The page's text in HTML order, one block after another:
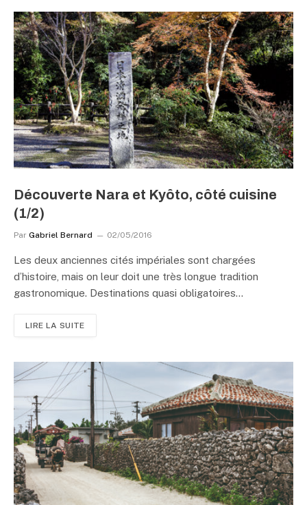
Découverte Nara et Kyôto, côté cuisine
(1/2)
Par Gabriel Bernard 02/05/2016
Les deux anciennes cités impériales sont chargées
d’histoire, mais on leur doit une très longue tradition
gastronomique. Destinations quasi obligatoires…
LIRE LA SUITE